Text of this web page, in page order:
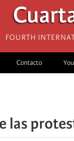
Fourth
Contacto
las